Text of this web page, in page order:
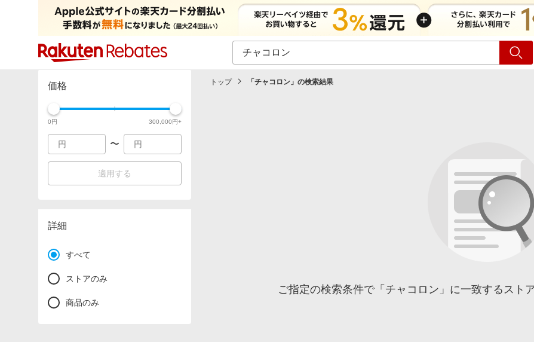
カテゴリー一覧 イベント一覧 ショッピング
価格
0円 300,000円+
〜
適用する
詳細
すべて
ストアのみ
商品のみ
トップ 「 チャコロン 」の検索結果
ご指定の検索条件で「チャコロン」に一致するスト